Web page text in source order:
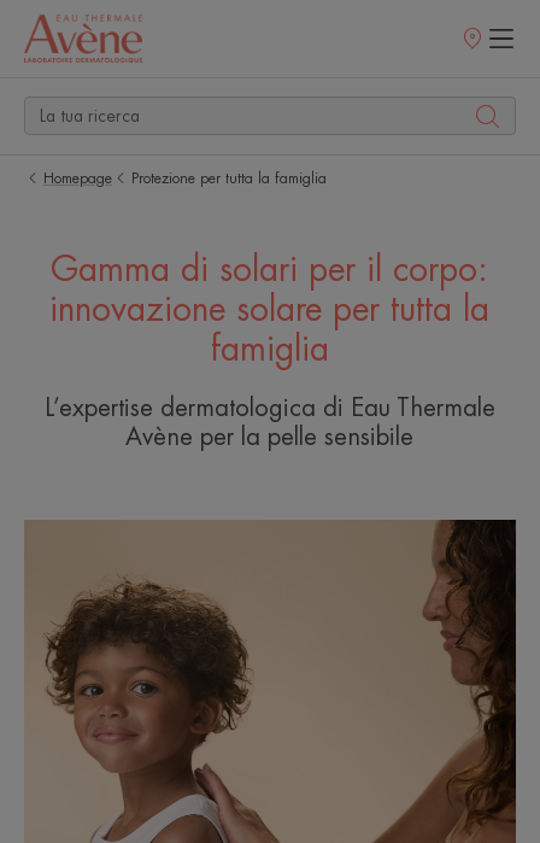
Punti
Homepage Protezione per tutta la famiglia
Gamma di solari per il corpo:
innovazione solare per tutta la
famiglia
L’expertise dermatologica di Eau Thermale
Avène per la pelle sensibile